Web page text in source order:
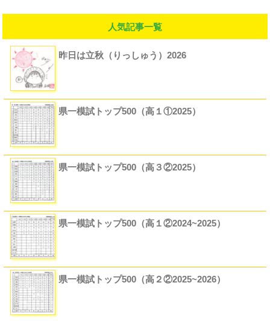
人気記事一覧
昨日は立秋（りっしゅう）2026
県一模試トップ500（高１①2025）
県一模試トップ500（高３②2025）
県一模試トップ500（高１②2024~2025）
県一模試トップ500（高２②2025~2026）